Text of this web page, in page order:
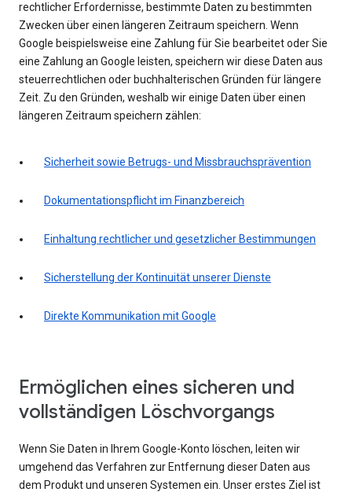
rechtlicher Erfordernisse, bestimmte Daten zu bestimmten
Zwecken über einen längeren Zeitraum speichern. Wenn
Google beispielsweise eine Zahlung für Sie bearbeitet oder Sie
eine Zahlung an Google leisten, speichern wir diese Daten aus
steuerrechtlichen oder buchhalterischen Gründen für längere
Zeit. Zu den Gründen, weshalb wir einige Daten über einen
längeren Zeitraum speichern zählen:
Sicherheit sowie Betrugs- und Missbrauchsprävention
Dokumentationspflicht im Finanzbereich
Einhaltung rechtlicher und gesetzlicher Bestimmungen
Sicherstellung der Kontinuität unserer Dienste
Direkte Kommunikation mit Google
Ermöglichen eines sicheren und
vollständigen Löschvorgangs
Wenn Sie Daten in Ihrem Google-Konto löschen, leiten wir
umgehend das Verfahren zur Entfernung dieser Daten aus
dem Produkt und unseren Systemen ein. Unser erstes Ziel ist